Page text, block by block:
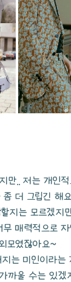
만.. 저는 개인
더 그립긴 해
지는 모르겠지
매력적으로
모였잖아요~
는 미인이라는
까울 수는 있겠